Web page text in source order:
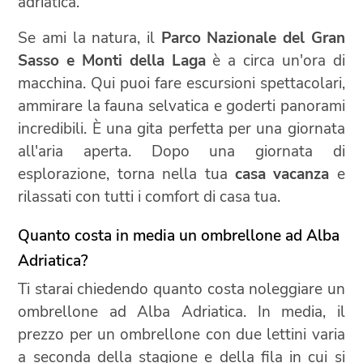
Se ami la natura, il Parco Nazionale del Gran
Sasso e Monti della Lagaè a circa un'ora di
macchina. Qui puoi fare escursioni spettacolari,
ammirare la fauna selvatica e goderti panorami
incredibili. È una gita perfetta per una giornata
all'aria aperta. Dopo una giornata di
esplorazione, torna nella tua casa vacanza e
rilassati con tutti i comfort di casa tua.
Quanto costa in media un ombrellone ad Alba
Adriatica?
Ti starai chiedendo quanto costa noleggiare un
ombrellone ad Alba Adriatica. In media, il
prezzo per un ombrellone con due lettini varia
a seconda della stagione e della fila in cui si